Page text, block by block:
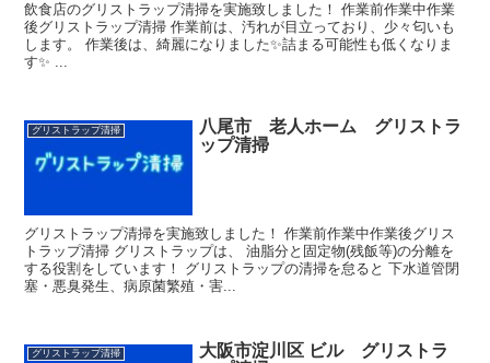
飲食店のグリストラップ清掃を実施致しました！ 作業前作業中作業
後グリストラップ清掃 作業前は、汚れが目立っており、少々匂いも
します。 作業後は、綺麗になりました✨詰まる可能性も低くなりま
す✨ ...
グリストラップ清掃
八尾市 老人ホーム グリストラ
ップ清掃
グリストラップ清掃を実施致しました！ 作業前作業中作業後グリス
トラップ清掃 グリストラップは、 油脂分と固定物(残飯等)の分離を
する役割をしています！ グリストラップの清掃を怠ると 下水道管閉
塞・悪臭発生、病原菌繁殖・害...
グリストラップ清掃
大阪市淀川区 ビル グリストラ